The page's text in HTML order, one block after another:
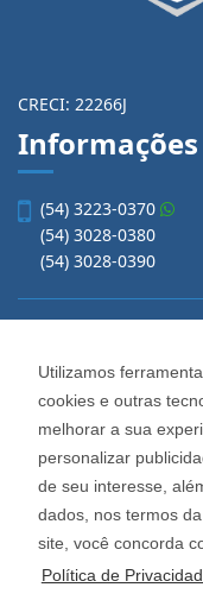
Utilizamos
cookies e outras
melhorar a sua
personalizar
de seu interesse,
dados, nos termos
site, você concorda
Política de
CRECI: 22266J
(54) 3223-0370
(54) 3028-0380
(54) 3028-0390
Imobiliária Cadore
Rua Os Dezoito do
Caxias do Sul - Rio
Horário de
De segunda a
Das 08:30 às